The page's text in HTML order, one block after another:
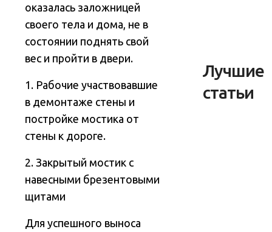
оказалась заложницей
своего тела и дома, не в
состоянии поднять свой
вес и пройти в двери.
1. Рабочие участвовавшие
в демонтаже стены и
постройке мостика от
стены к дороге.
2. Закрытый мостик с
навесными брезентовыми
щитами
Для успешного выноса
Лучшие
статьи